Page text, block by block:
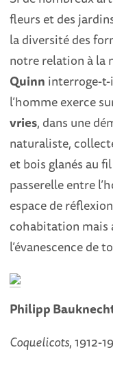
fleurs et des
la diversité des
notre relation à la
Quinn interroge-
l’homme exerce
vries, dans une
naturaliste,
et bois glanés au
passerelle entre
espace de
cohabitation mais
l’évanescence de
Philipp
Coquelicots, 1912-